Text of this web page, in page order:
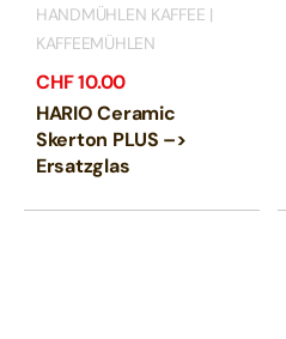
HANDMÜHLEN KAFFEE |
KAFFEEMÜHLEN
CHF10.00
HARIO Ceramic
Skerton PLUS –>
Ersatzglas